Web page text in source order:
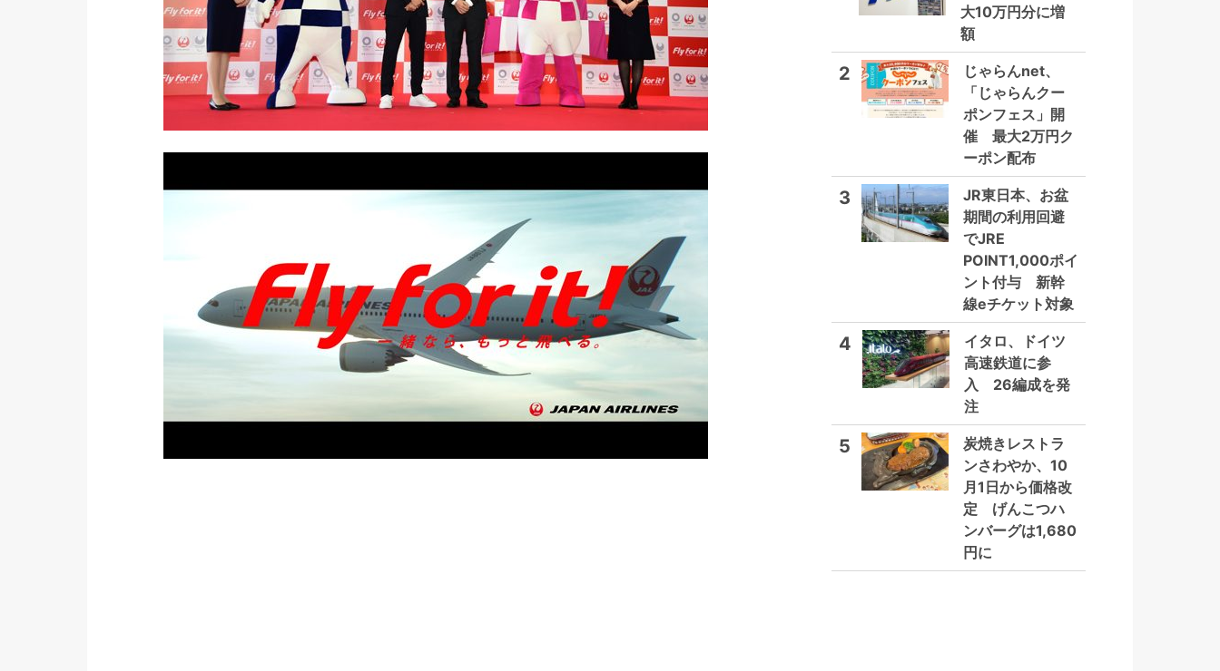
大10万円分に増
額
2
じゃらんnet、
「じゃらんクー
ポンフェス」開
催 最大2万円ク
ーポン配布
3
JR東日本、お盆
期間の利用回避
でJRE
POINT1,000ポイ
ント付与 新幹
線eチケット対象
4
イタロ、ドイツ
高速鉄道に参
入 26編成を発
注
5
炭焼きレストラ
ンさわやか、10
月1日から価格改
定 げんこつハ
ンバーグは1,680
円に